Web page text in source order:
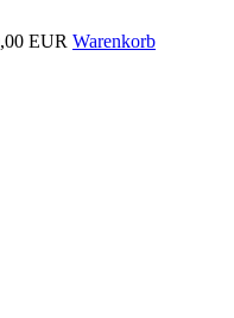
EUR Warenkorb